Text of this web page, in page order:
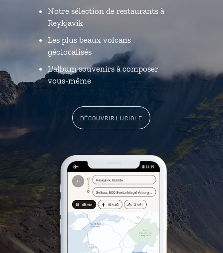
Notre sélection de restaurants à
Reykjavík
Les plus beaux volcans
géolocalisés
L'album souvenirs à composer
vous-même
DÉCOUVRIR LUCIOLE